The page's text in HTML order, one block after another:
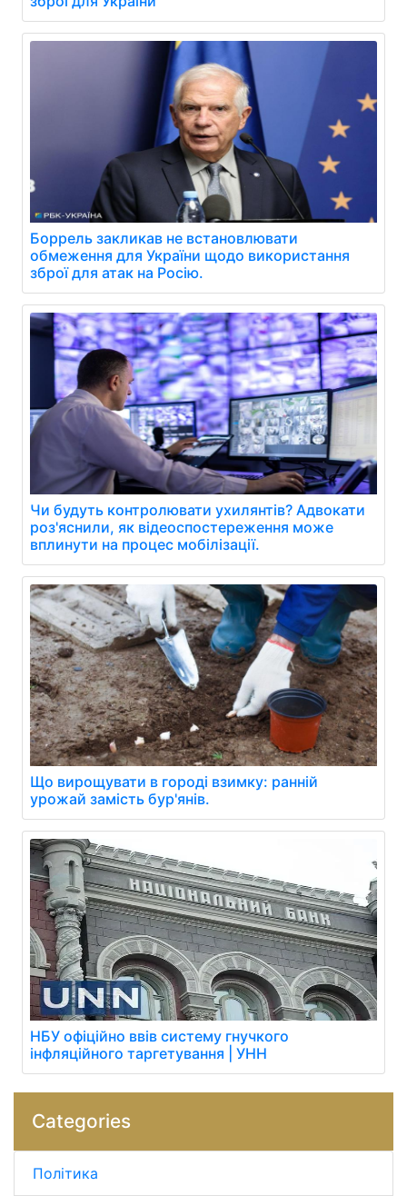
Боррель закликав не встановлювати
обмеження для України щодо використання
зброї для атак на Росію.
Чи будуть контролювати ухилянтів? Адвокати
роз'яснили, як відеоспостереження може
вплинути на процес мобілізації.
Що вирощувати в городі взимку: ранній
урожай замість бур'янів.
НБУ офіційно ввів систему гнучкого
інфляційного таргетування | УНН
Categories
Політика